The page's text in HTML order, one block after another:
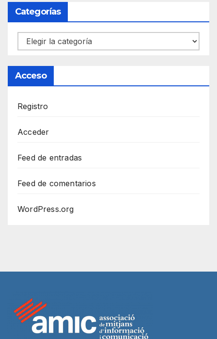
Categorías
Categorías
Acceso
Registro
Acceder
Feed de entradas
Feed de comentarios
WordPress.org